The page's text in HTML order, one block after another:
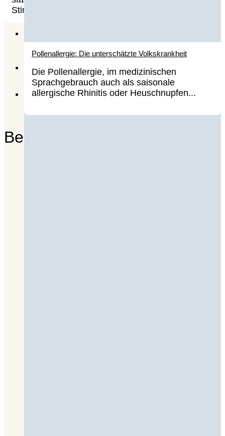
Pollenallergie: Die unterschätzte Volkskrankheit
Die Pollenallergie, im medizinischen
Sprachgebrauch auch als saisonale
allergische Rhinitis oder Heuschnupfen...
Stimmungsschwankungen. Was hilft.
1
2
Beliebteste Artikel